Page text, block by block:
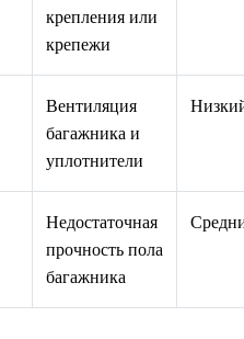
крепления или
крепежи
Вентиляция
багажника и
уплотнители
Недостаточная
прочность пола
багажника